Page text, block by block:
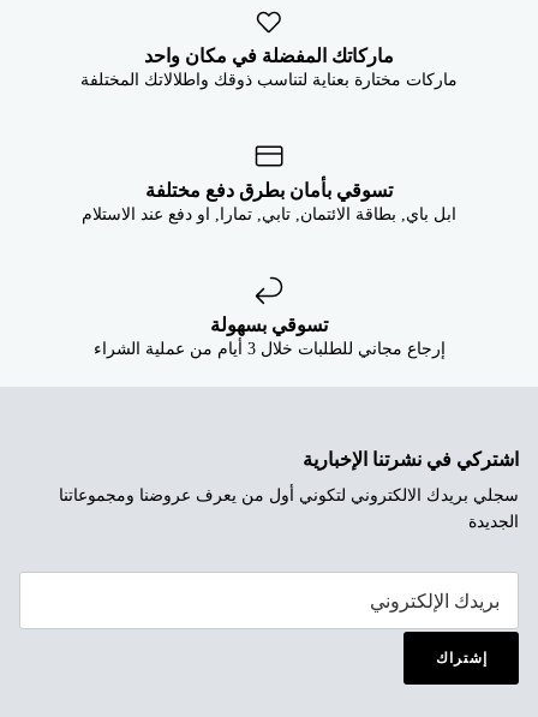
ماركاتك المفضلة في مكان واحد
ماركات مختارة بعناية لتناسب ذوقك واطلالاتك المختلفة
تسوقي بأمان بطرق دفع مختلفة
ابل باي, بطاقة الائتمان, تابي, تمارا, او دفع عند الاستلام
تسوقي بسهولة
إرجاع مجاني للطلبات خلال 3 أيام من عملية الشراء
اشتركي في نشرتنا الإخبارية
سجلي بريدك الالكتروني لتكوني أول من يعرف عروضنا ومجموعاتنا
الجديدة
إشتراك